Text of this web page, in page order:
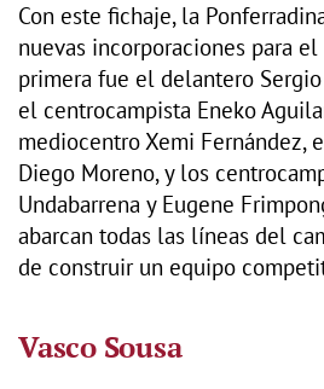
Con este fichaje, la
nuevas incorporaciones para el
primera fue el delantero
el centrocampista Eneko
mediocentro Xemi Fernández,
Diego Moreno, y los
Undabarrena y Eugene
abarcan todas las líneas del
de construir un equipo
Vasco Sousa